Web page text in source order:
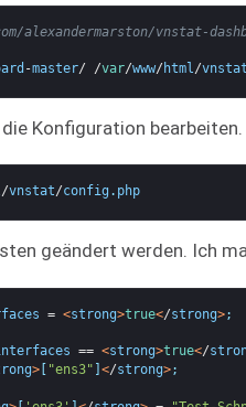
alexandermarston/vnstat-
-master/ /var/www/ html/
Konfiguration bearbeiten.
/vnstat/config . php
geändert werden. Ich
= <strong>true</strong>;
== <strong>true</
>[ "ens3" </strong>;